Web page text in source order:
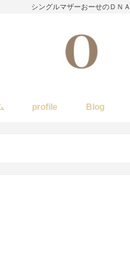
シングルマザーおーせのＤＮＡ
profile Blog